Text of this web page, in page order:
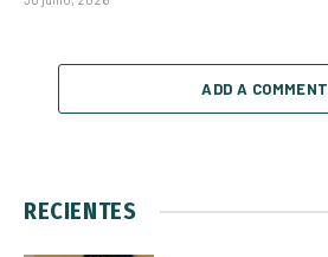
ADD A COMMENT
RECIENTES